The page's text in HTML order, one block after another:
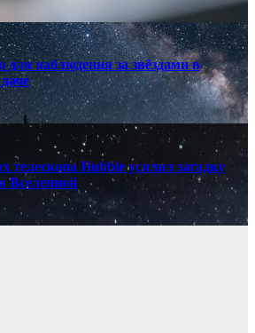
для наблюдения за звёздами в
Hubble усилил загадку
Вселенной